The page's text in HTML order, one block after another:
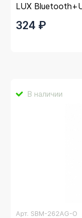
LUX
324 ₽
В наличии
Арт. SBM-262AG-O